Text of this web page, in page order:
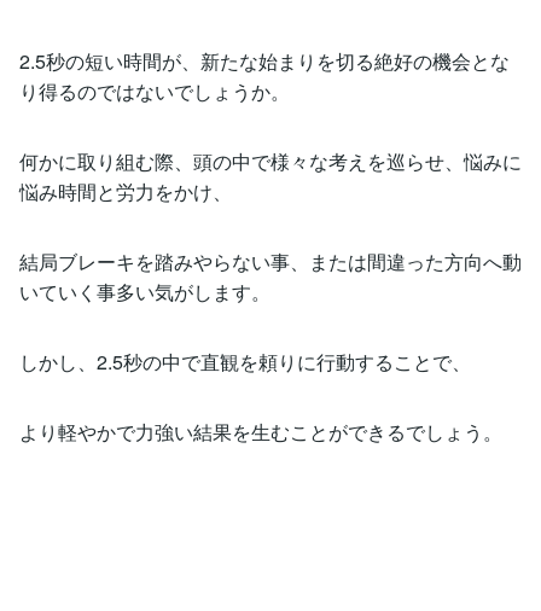
2.5秒の短い時間が、新たな始まりを切る絶好の機会とな
り得るのではないでしょうか。
何かに取り組む際、頭の中で様々な考えを巡らせ、悩みに
悩み時間と労力をかけ、
結局ブレーキを踏みやらない事、または間違った方向へ動
いていく事多い気がします。
しかし、2.5秒の中で直観を頼りに行動することで、
より軽やかで力強い結果を生むことができるでしょう。